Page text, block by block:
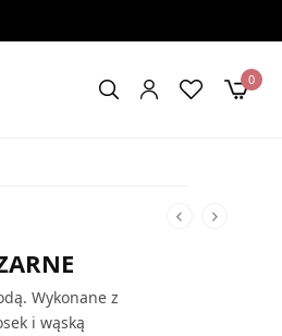
0
Wykonane z
i wąską